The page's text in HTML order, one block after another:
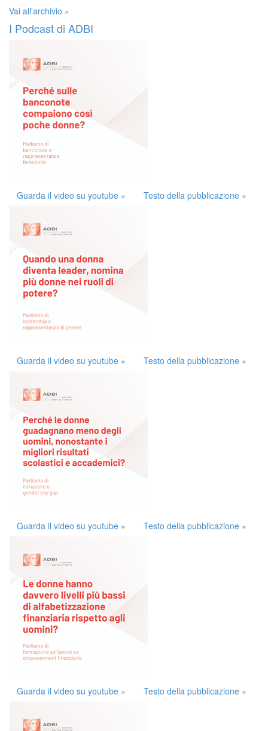
Vai all'archivio »
I Podcast di ADBI
Guarda il video su youtube » Testo della pubblicazione »
Guarda il video su youtube » Testo della pubblicazione »
Guarda il video su youtube » Testo della pubblicazione »
Guarda il video su youtube » Testo della pubblicazione »